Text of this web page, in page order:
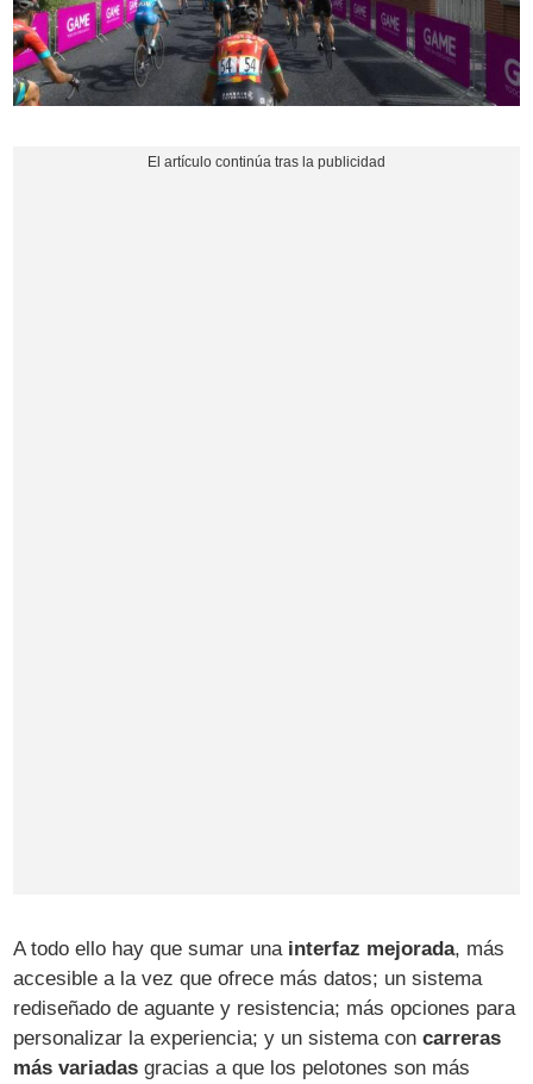
A todo ello hay que sumar una interfaz mejorada, más
accesible a la vez que ofrece más datos; un sistema
rediseñado de aguante y resistencia; más opciones para
personalizar la experiencia; y un sistema concarreras
más variadas gracias a que los pelotones son más